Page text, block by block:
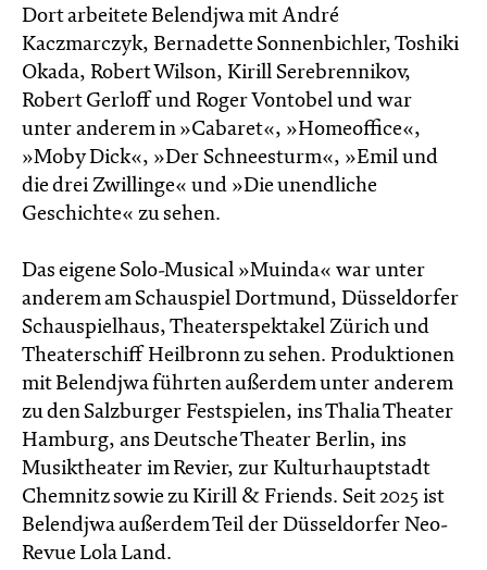
Dort arbeitete Belendjwa mit André
Kaczmarczyk, Bernadette Sonnenbichler, Toshiki
Okada, Robert Wilson, Kirill Serebrennikov,
Robert Gerloff und Roger Vontobel und war
unter anderem in »Cabaret«, »Homeoffice«,
»Moby Dick«, »Der Schneesturm«, »Emil und
die drei Zwillinge« und »Die unendliche
Geschichte« zu sehen.
Das eigene Solo-Musical »Muinda« war unter
anderem am Schauspiel Dortmund, Düsseldorfer
Schauspielhaus, Theaterspektakel Zürich und
Theaterschiff Heilbronn zu sehen. Produktionen
mit Belendjwa führten außerdem unter anderem
zu den Salzburger Festspielen, ins Thalia Theater
Hamburg, ans Deutsche Theater Berlin, ins
Musiktheater im Revier, zur Kulturhauptstadt
Chemnitz sowie zu Kirill & Friends. Seit 2025 ist
Belendjwa außerdem Teil der Düsseldorfer Neo-
Revue Lola Land.